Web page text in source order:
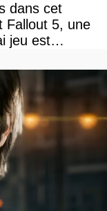
dans cet
Fallout 5, une
jeu est